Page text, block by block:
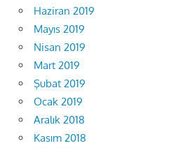
Haziran 2019
Mayıs 2019
Nisan 2019
Mart 2019
Şubat 2019
Ocak 2019
Aralık 2018
Kasım 2018